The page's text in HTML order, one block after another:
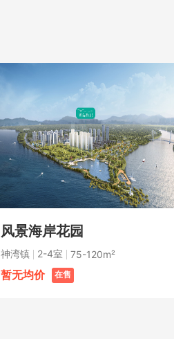
风景海岸花园
神湾镇 2-4室 75-120m²
暂无均价 在售